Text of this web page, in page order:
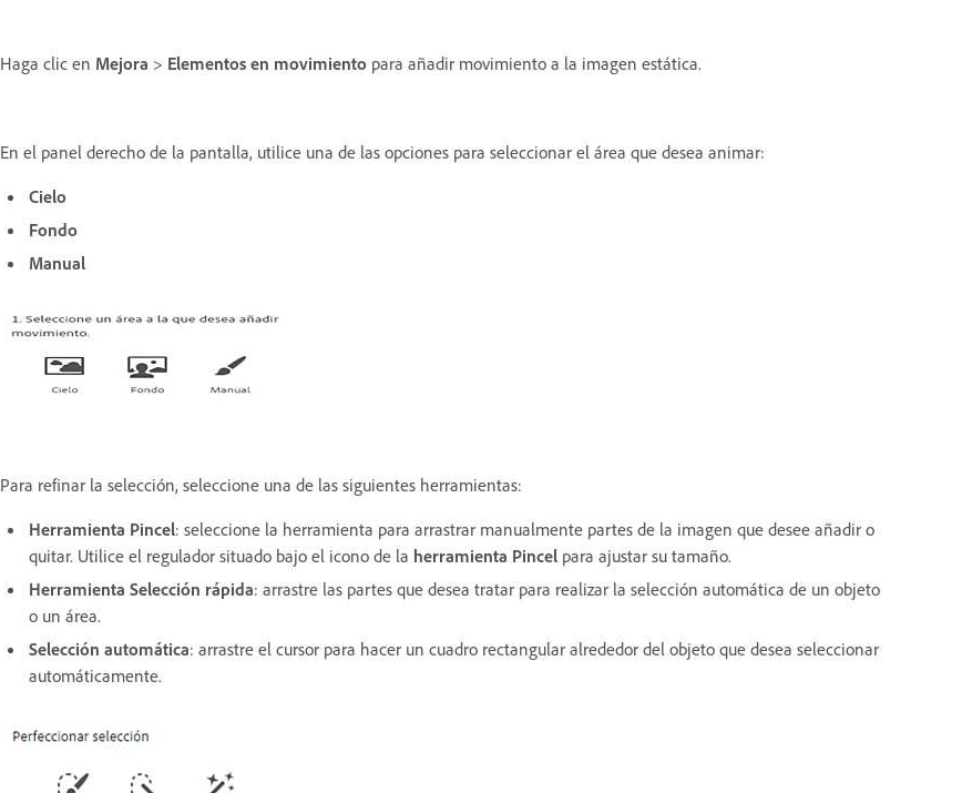
Haga clic en Mejora > Elementos en movimiento para añadir movimiento a la imagen estática.
En el panel derecho de la pantalla, utilice una de las opciones para seleccionar el área que desea animar:
Cielo
Fondo
Manual
Para refinar la selección, seleccione una de las siguientes herramientas:
Herramienta Pincel: seleccione la herramienta para arrastrar manualmente partes de la imagen que desee añadir o
quitar. Utilice el regulador situado bajo el icono de la herramienta Pincel para ajustar su tamaño.
Herramienta Selección rápida: arrastre las partes que desea tratar para realizar la selección automática de un objeto
o un área.
Selección automática: arrastre el cursor para hacer un cuadro rectangular alrededor del objeto que desea seleccionar
automáticamente.